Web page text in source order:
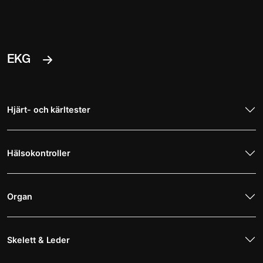
EKG
Hjärt- och kärltester
Hälsokontroller
Organ
Skelett & Leder